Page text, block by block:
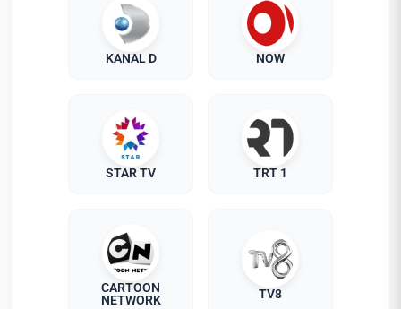
KANAL D NOW
STAR TV TRT 1
CARTOON
NETWORK
TV8